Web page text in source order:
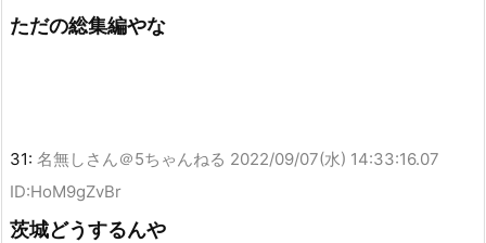
ただの総集編やな
31: 名無しさん＠5ちゃんねる 2022/09/07(水) 14:33:16.07
ID:HoM9gZvBr
茨城どうするんや